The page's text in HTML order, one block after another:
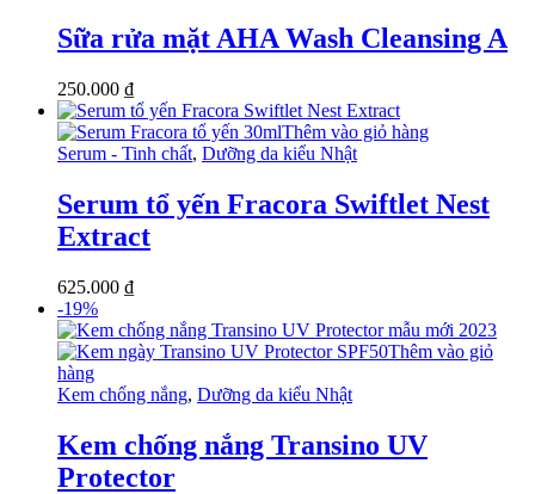
Sữa rửa mặt AHA Wash Cleansing A
250.000 ₫
Thêm vào giỏ hàng
Serum - Tinh chất, Dưỡng da kiểu Nhật
Serum tổ yến Fracora Swiftlet Nest
Extract
625.000 ₫
-19%
Thêm vào giỏ
hàng
Kem chống nắng, Dưỡng da kiểu Nhật
Kem chống nắng Transino UV
Protector